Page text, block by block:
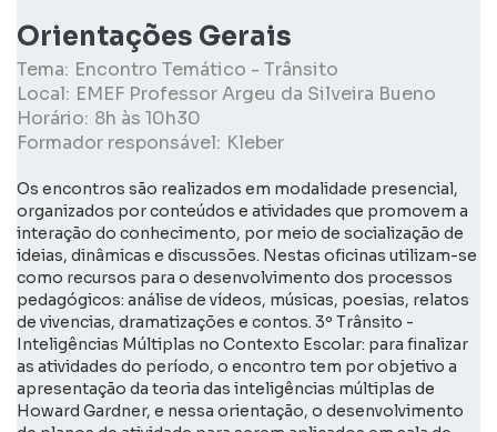
Orientações Gerais
Tema: Encontro Temático - Trânsito
Local: EMEF Professor Argeu da Silveira Bueno
Horário: 8h às 10h30
Formador responsável: Kleber
Os encontros são realizados em modalidade presencial,
organizados por conteúdos e atividades que promovem a
interação do conhecimento, por meio de socialização de
ideias, dinâmicas e discussões. Nestas oficinas utilizam-se
como recursos para o desenvolvimento dos processos
pedagógicos: análise de vídeos, músicas, poesias, relatos
de vivencias, dramatizações e contos. 3º Trânsito -
Inteligências Múltiplas no Contexto Escolar: para finalizar
as atividades do período, o encontro tem por objetivo a
apresentação da teoria das inteligências múltiplas de
Howard Gardner, e nessa orientação, o desenvolvimento